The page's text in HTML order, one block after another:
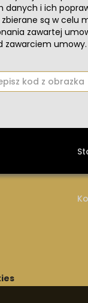
i ich
są w celu
zawartej
zawarciem umowy.